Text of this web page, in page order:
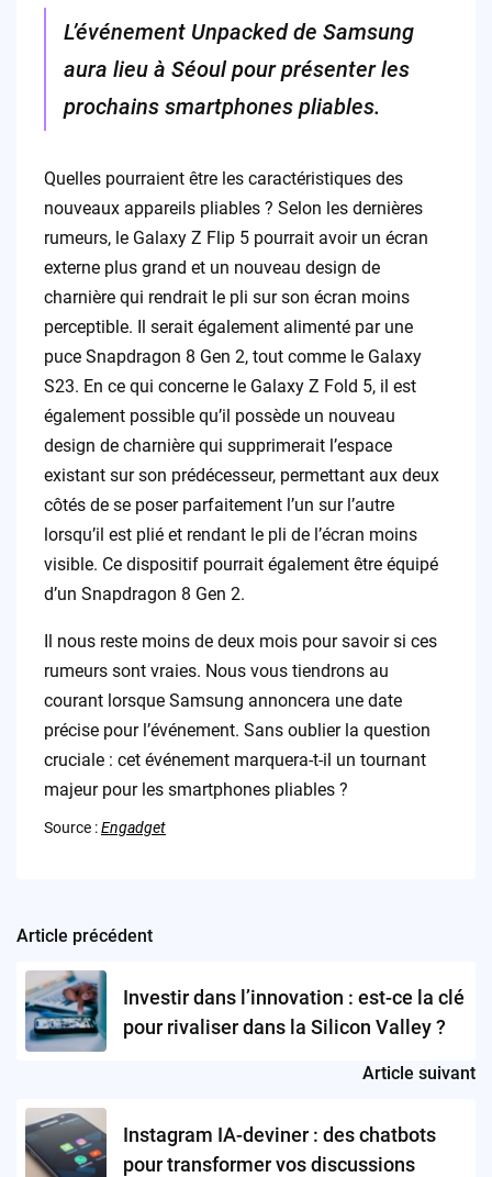
L’événement Unpacked de Samsung
aura lieu à Séoul pour présenter les
prochains smartphones pliables.
Quelles pourraient être les caractéristiques des
nouveaux appareils pliables ? Selon les dernières
rumeurs, le Galaxy Z Flip 5 pourrait avoir un écran
externe plus grand et un nouveau design de
charnière qui rendrait le pli sur son écran moins
perceptible. Il serait également alimenté par une
puce Snapdragon 8 Gen 2, tout comme le Galaxy
S23. En ce qui concerne le Galaxy Z Fold 5, il est
également possible qu’il possède un nouveau
design de charnière qui supprimerait l’espace
existant sur son prédécesseur, permettant aux deux
côtés de se poser parfaitement l’un sur l’autre
lorsqu’il est plié et rendant le pli de l’écran moins
visible. Ce dispositif pourrait également être équipé
d’un Snapdragon 8 Gen 2.
Il nous reste moins de deux mois pour savoir si ces
rumeurs sont vraies. Nous vous tiendrons au
courant lorsque Samsung annoncera une date
précise pour l’événement. Sans oublier la question
cruciale : cet événement marquera-t-il un tournant
majeur pour les smartphones pliables ?
Source :Engadget
Post
navigation
Article précédent
Investir dans l’innovation : est-ce la clé
pour rivaliser dans la Silicon Valley ?
Article suivant
Instagram IA-deviner : des chatbots
pour transformer vos discussions